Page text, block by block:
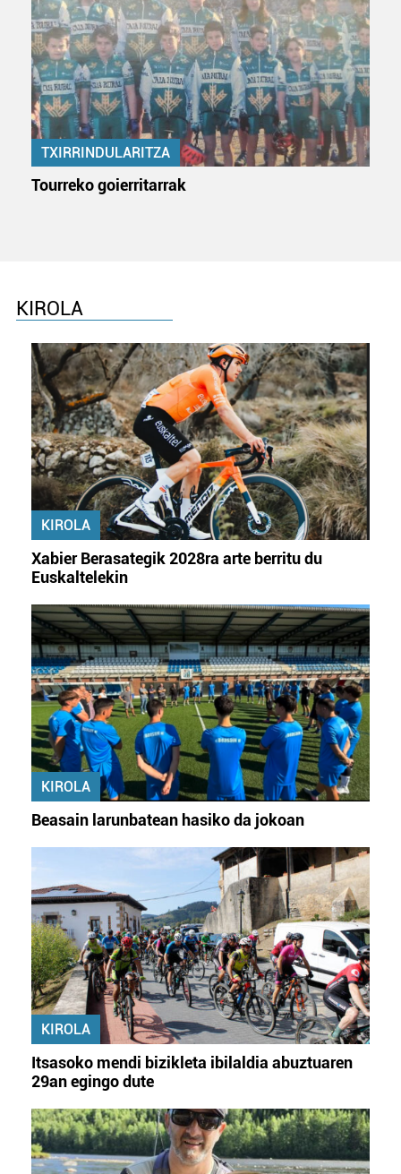
TXIRRINDULARITZA
Tourreko goierritarrak
KIROLA
KIROLA
Xabier Berasategik 2028ra arte berritu du
Euskaltelekin
KIROLA
Beasain larunbatean hasiko da jokoan
KIROLA
Itsasoko mendi bizikleta ibilaldia abuztuaren
29an egingo dute